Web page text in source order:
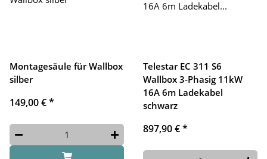
Montagesäule für Wallbox
silber
149,00 €*
Telestar EC 311 S6
Wallbox 3-Phasig 11kW
16A 6m Ladekabel
schwarz
897,90 €*